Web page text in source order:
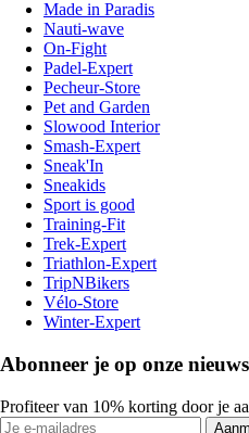
Made in Paradis
Nauti-wave
On-Fight
Padel-Expert
Pecheur-Store
Pet and Garden
Slowood Interior
Smash-Expert
Sneak'In
Sneakids
Sport is good
Training-Fit
Trek-Expert
Triathlon-Expert
TripNBikers
Vélo-Store
Winter-Expert
Abonneer je op onze
Profiteer van 10% korting door je